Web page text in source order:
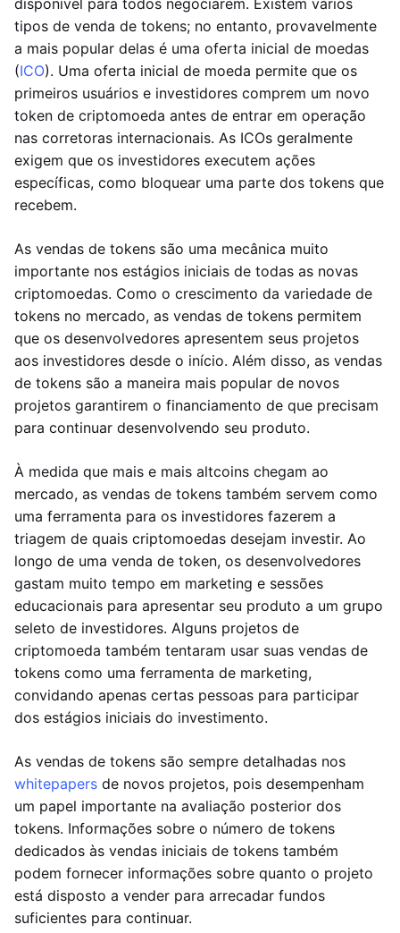
disponível para todos negociarem. Existem vários
tipos de venda de tokens; no entanto, provavelmente
a mais popular delas é uma oferta inicial de moedas
(ICO). Uma oferta inicial de moeda permite que os
primeiros usuários e investidores comprem um novo
token de criptomoeda antes de entrar em operação
nas corretoras internacionais. As ICOs geralmente
exigem que os investidores executem ações
específicas, como bloquear uma parte dos tokens que
recebem.
As vendas de tokens são uma mecânica muito
importante nos estágios iniciais de todas as novas
criptomoedas. Como o crescimento da variedade de
tokens no mercado, as vendas de tokens permitem
que os desenvolvedores apresentem seus projetos
aos investidores desde o início. Além disso, as vendas
de tokens são a maneira mais popular de novos
projetos garantirem o financiamento de que precisam
para continuar desenvolvendo seu produto.
À medida que mais e mais altcoins chegam ao
mercado, as vendas de tokens também servem como
uma ferramenta para os investidores fazerem a
triagem de quais criptomoedas desejam investir. Ao
longo de uma venda de token, os desenvolvedores
gastam muito tempo em marketing e sessões
educacionais para apresentar seu produto a um grupo
seleto de investidores. Alguns projetos de
criptomoeda também tentaram usar suas vendas de
tokens como uma ferramenta de marketing,
convidando apenas certas pessoas para participar
dos estágios iniciais do investimento.
As vendas de tokens são sempre detalhadas nos
whitepapers de novos projetos, pois desempenham
um papel importante na avaliação posterior dos
tokens. Informações sobre o número de tokens
dedicados às vendas iniciais de tokens também
podem fornecer informações sobre quanto o projeto
está disposto a vender para arrecadar fundos
suficientes para continuar.